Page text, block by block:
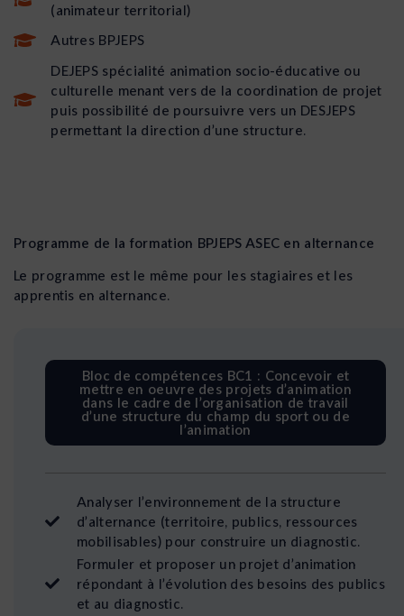
(animateur territorial)
Autres BPJEPS
DEJEPS spécialité animation socio-éducative ou
culturelle menant vers de la coordination de projet
puis possibilité de poursuivre vers un DESJEPS
permettant la direction d’une structure.
Programme de la formation BPJEPS ASEC en alternance
Le programme est le même pour les stagiaires et les
apprentis en alternance.
Bloc de compétences BC1 : Concevoir et
mettre en oeuvre des projets d’animation
dans le cadre de l’organisation de travail
d’une structure du champ du sport ou de
l’animation
Analyser l’environnement de la structure
d’alternance (territoire, publics, ressources
mobilisables) pour construire un diagnostic.
Formuler et proposer un projet d’animation
répondant à l’évolution des besoins des publics
et au diagnostic.